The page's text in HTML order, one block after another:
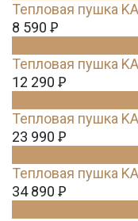
Тепловая пушка
8 590 Ꝑ
Тепловая пушка
12 290 Ꝑ
Тепловая пушка
23 990 Ꝑ
Тепловая пушка
34 890 Ꝑ